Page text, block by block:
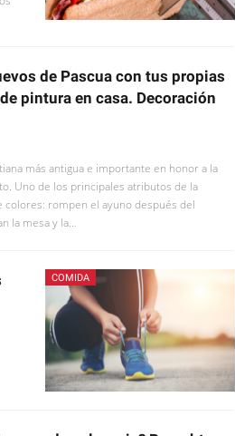
de Pascua con tus propias
pintura en casa. Decoración
más antigua e importante en honor a la
Uno de los principales atributos de la
colores: rompen el ayuno después del
la mesa y la…
COMIDA